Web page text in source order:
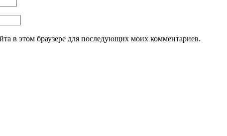
в этом браузере для последующих моих комментариев.